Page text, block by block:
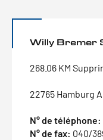
Willy Bremer
268.06 KM
22765 Hamburg
N° de téléphone:
N° de fax: 040/